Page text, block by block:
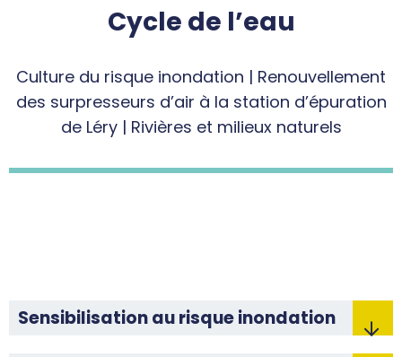
Cycle de l’eau
Culture du risque inondation | Renouvellement
des surpresseurs d’air à la station d’épuration
de Léry | Rivières et milieux naturels
Sensibilisation au risque inondation